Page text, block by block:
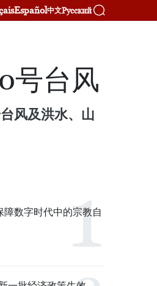
Español中文Русский
号台风
风及洪水、山
障数字时代中的宗教自